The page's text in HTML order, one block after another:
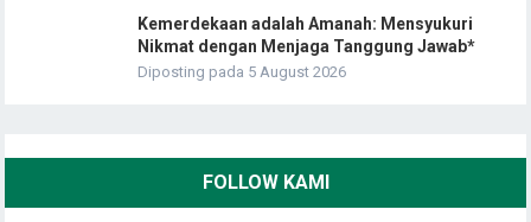
Kemerdekaan adalah Amanah: Mensyukuri
Nikmat dengan Menjaga Tanggung Jawab*
Diposting pada 5 August 2026
FOLLOW KAMI